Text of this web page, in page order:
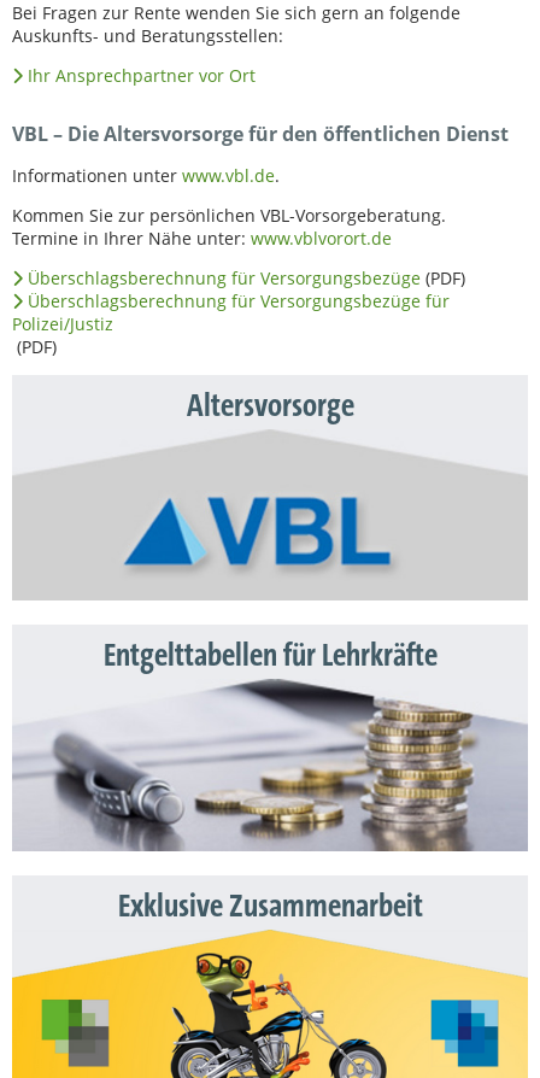
Bei Fragen zur Rente wenden Sie sich gern an folgende
Auskunfts- und Beratungsstellen:
Ihr Ansprechpartner vor Ort
VBL – Die Altersvorsorge für den öffentlichen Dienst
Informationen unter www.vbl.de.
Kommen Sie zur persönlichen VBL-Vorsorgeberatung.
Termine in Ihrer Nähe unter: www.vblvorort.de
Überschlagsberechnung für Versorgungsbezüge (PDF)
Überschlagsberechnung für Versorgungsbezüge für
Polizei/Justiz
(PDF)
Altersvorsorge
Entgelttabellen für Lehrkräfte
Exklusive Zusammenarbeit